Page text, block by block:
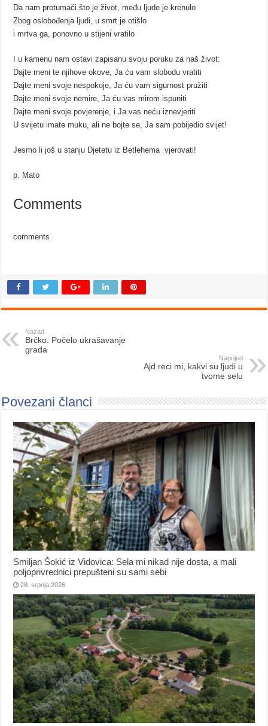
Da nam protumači što je život, među ljude je krenulo
Zbog oslobođenja ljudi, u smrt je otišlo
i mrtva ga, ponovno u stijeni vratilo
I u kamenu nam ostavi zapisanu svoju poruku za naš život:
Dajte meni te njihove okove, Ja ću vam slobodu vratiti
Dajte meni svoje nespokoje, Ja ću vam sigurnost pružiti
Dajte meni svoje nemire, Ja ću vas mirom ispuniti
Dajte meni svoje povjerenje, i Ja vas neću iznevjeriti
U svijetu imate muku, ali ne bojte se, Ja sam pobijedio svijet!
Jesmo li još u stanju Djetetu iz Betlehema vjerovati!
p. Mato
Comments
comments
Nazad
Brčko: Počelo ukrašavanje
grada
Naprijed
Ajd reci mi, kakvi su ljudi u
tvome selu
Povezani članci
Smiljan Šokić iz Vidovica: Sela mi nikad nije dosta, a mali
poljoprivrednici prepušteni su sami sebi
28. srpnja 2026.